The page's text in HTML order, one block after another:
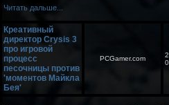
Читать дальше...
Креативный
директор Crysis 3
про игровой
процесс
песочницы против
'моментов Майкла
Бея'
PCGamer.com